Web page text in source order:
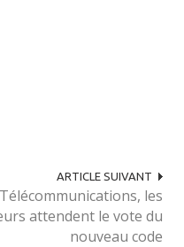
ARTICLE SUIVANT
les
attendent le vote du
nouveau code